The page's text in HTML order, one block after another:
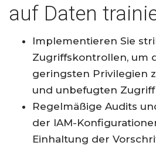
auf Daten
Implementieren Sie
Zugriffskontrollen, um
geringsten Privilegien
und unbefugten
Regelmäßige Audits
der IAM-
Einhaltung der